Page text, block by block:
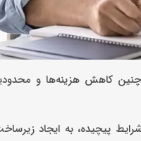
کاهش هزینه‌ها و
پیچیده، به ایجاد